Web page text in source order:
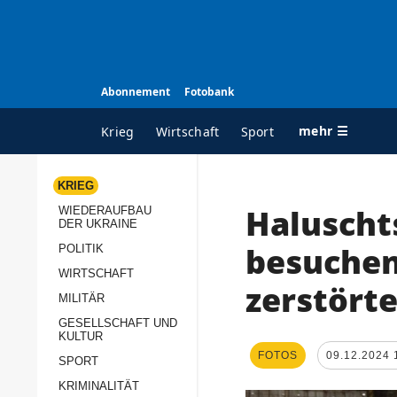
Abonnement Fotobank
Krieg Wirtschaft Sport mehr ☰
ALLE RUBRIKEN
Wiederaufbau der
Politik
Militär
KRIEG
WIEDERAUFBAU
DER UKRAINE
POLITIK
WIRTSCHAFT
MILITÄR
GESELLSCHAFT UND
KULTUR
SPORT
KRIMINALITÄT
FOTOS 09.12.2024